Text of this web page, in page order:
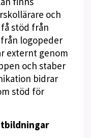
och
stöd från
logopeder
externt genom
och staber
bidrar
stöd för